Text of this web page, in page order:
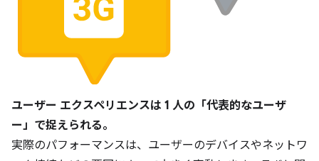
ユーザー エクスペリエンスは 1 人の「代表的なユーザ
ー」で捉えられる。
実際のパフォーマンスは、ユーザーのデバイスやネットワ